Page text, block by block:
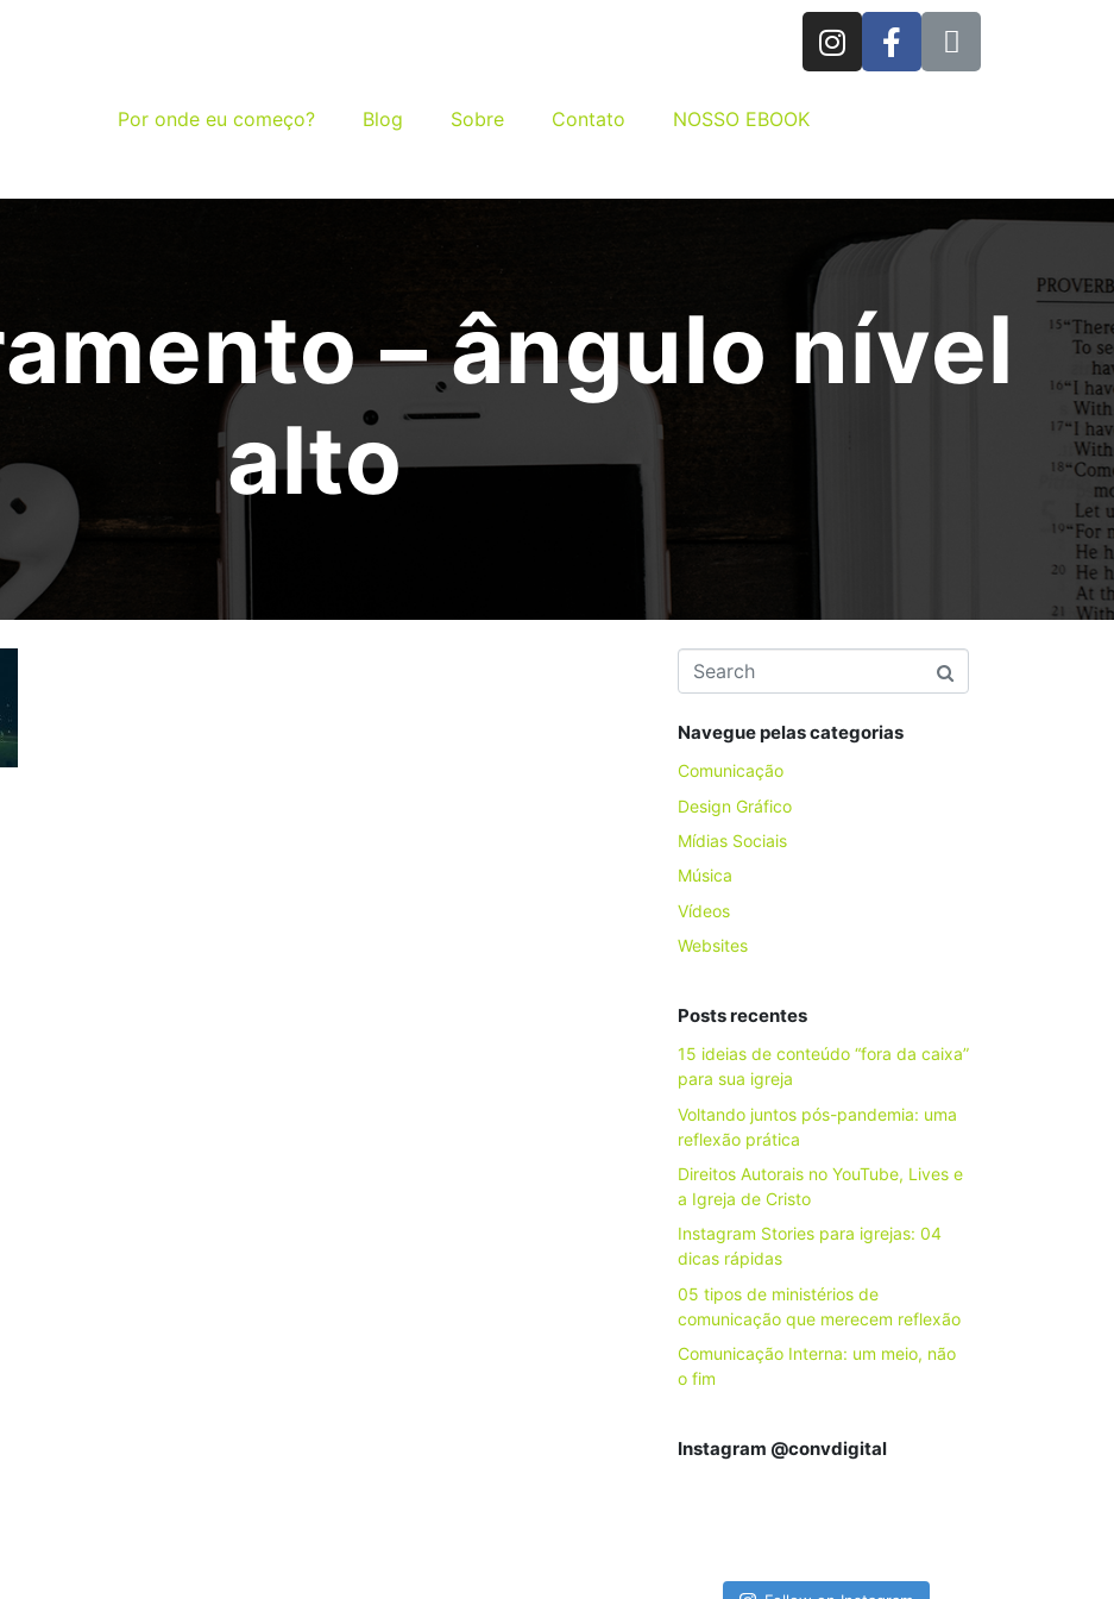
Por onde eu começo? Blog Sobre Contato NOSSO EBOOK
– ângulo nível
alto
Navegue pelas categorias
Comunicação
Design Gráfico
Mídias Sociais
Música
Vídeos
Websites
Posts recentes
15 ideias de conteúdo “fora da caixa”
para sua igreja
Voltando juntos pós-pandemia: uma
reflexão prática
Direitos Autorais no YouTube, Lives e
a Igreja de Cristo
Instagram Stories para igrejas: 04
dicas rápidas
05 tipos de ministérios de
comunicação que merecem reflexão
Comunicação Interna: um meio, não
o fim
Instagram @convdigital